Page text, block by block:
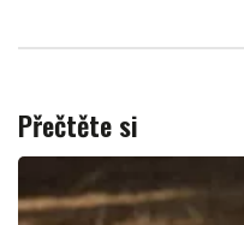
Přečtěte si